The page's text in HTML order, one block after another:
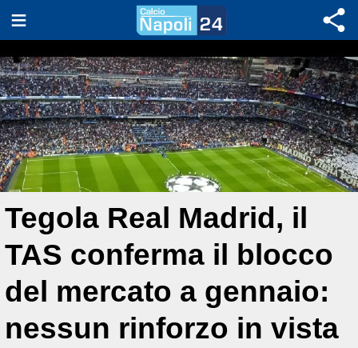
Tegola Real Madrid, il
TAS conferma il blocco
del mercato a gennaio:
nessun rinforzo in vista